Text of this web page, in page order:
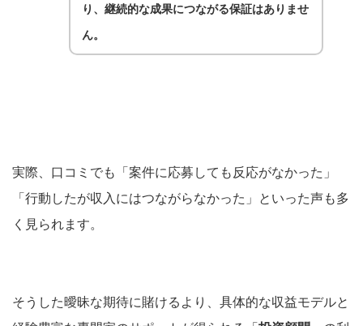
り、継続的な成果につながる保証はありませ
ん。
実際、口コミでも「案件に応募しても反応がなかった」
「行動したが収入にはつながらなかった」といった声も多
く見られます。
そうした曖昧な期待に賭けるより、具体的な収益モデルと